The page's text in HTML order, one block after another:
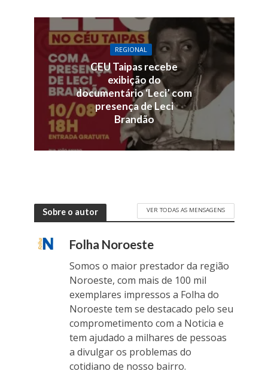
REGIONAL
CEU Taipas recebe
exibição do
documentário ‘Leci’ com
presença de Leci
Brandão
Sobre o autor VER TODAS AS MENSAGENS
Folha Noroeste
Somos o maior prestador da região
Noroeste, com mais de 100 mil
exemplares impressos a Folha do
Noroeste tem se destacado pelo seu
comprometimento com a Noticia e
tem ajudado a milhares de pessoas
a divulgar os problemas do
cotidiano de nosso bairro.